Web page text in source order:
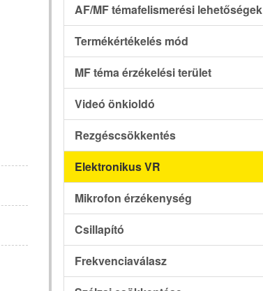
AF/MF témafelismerési lehetőségek
Termékértékelés mód
MF téma érzékelési terület
Videó önkioldó
Rezgéscsökkentés
Elektronikus VR
Mikrofon érzékenység
Csillapító
Frekvenciaválasz